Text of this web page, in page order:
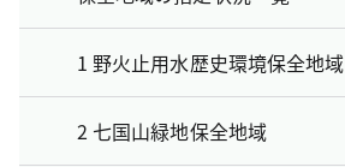
1 野火止用水歴史環境保全地域
2 七国山緑地保全地域